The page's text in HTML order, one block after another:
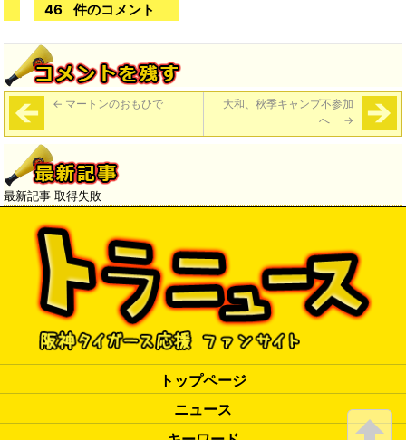
46 件のコメント
← マートンのおもひで
大和、秋季キャンプ不参加
へ →
最新記事 取得失敗
トップページ
ニュース